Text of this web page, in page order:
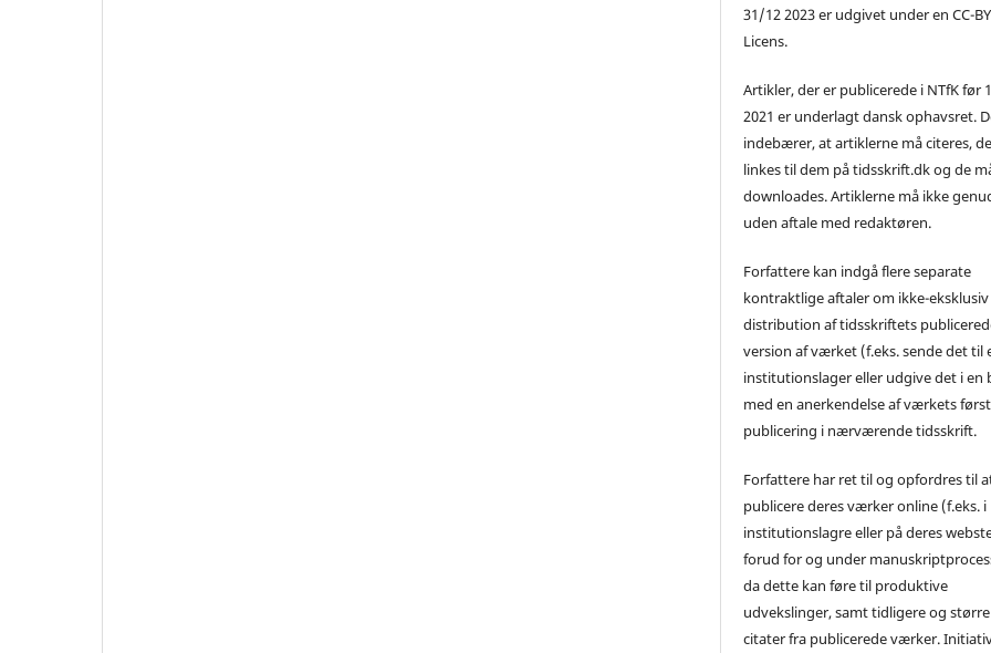
31/12 2023 er udgivet under en CC-
Licens.
Artikler, der er publicerede i NTfK før
2021 er underlagt dansk ophavsret.
indebærer, at artiklerne må citeres,
linkes til dem på tidsskrift.dk og de
downloades. Artiklerne må ikke
uden aftale med redaktøren.
Forfattere kan indgå flere separate
kontraktlige aftaler om ikke-eksklusiv
distribution af tidsskriftets
version af værket (f.eks. sende det til
institutionslager eller udgive det i en
med en anerkendelse af værkets
publicering i nærværende tidsskrift.
Forfattere har ret til og opfordres til
publicere deres værker online (f.eks. i
institutionslagre eller på deres
forud for og under
da dette kan føre til produktive
udvekslinger, samt tidligere og større
citater fra publicerede værker.